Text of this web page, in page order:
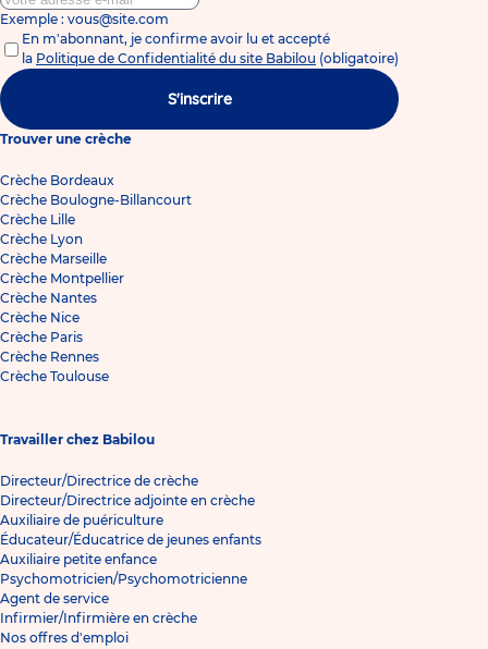
Exemple : vous@site.com
En m'abonnant, je confirme avoir lu et accepté
la Politique de Confidentialité du site Babilou (obligatoire)
S'inscrire
Trouver une crèche
Crèche Bordeaux
Crèche Boulogne-Billancourt
Crèche Lille
Crèche Lyon
Crèche Marseille
Crèche Montpellier
Crèche Nantes
Crèche Nice
Crèche Paris
Crèche Rennes
Crèche Toulouse
Travailler chez Babilou
Directeur/Directrice de crèche
Directeur/Directrice adjointe en crèche
Auxiliaire de puériculture
Éducateur/Éducatrice de jeunes enfants
Auxiliaire petite enfance
Psychomotricien/Psychomotricienne
Agent de service
Infirmier/Infirmière en crèche
Nos offres d'emploi